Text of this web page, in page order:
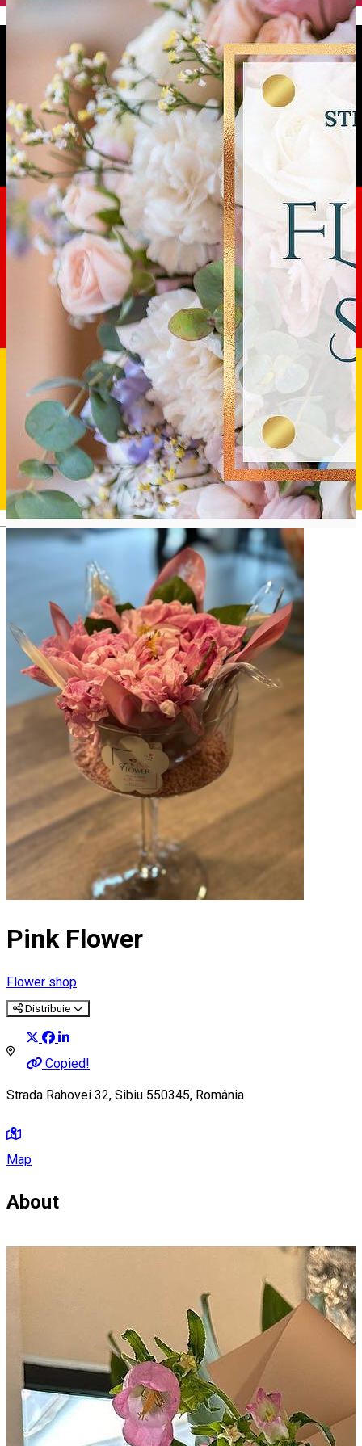
Deutsch
Pink Flower
Flower shop
Distribuie
Copied!
Strada Rahovei 32, Sibiu 550345, România
Map
About